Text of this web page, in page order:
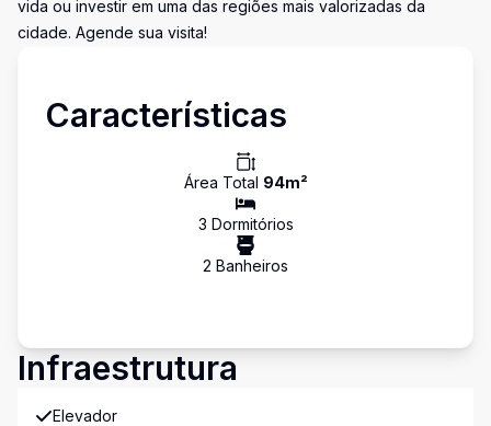
vida ou investir em uma das regiões mais valorizadas da
cidade. Agende sua visita!
Características
Área Total 94m²
3 Dormitórios
2 Banheiros
Infraestrutura
Elevador